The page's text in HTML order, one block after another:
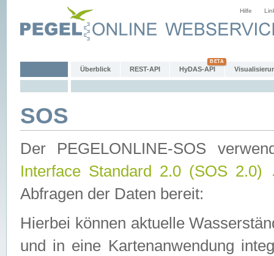
Hilfe
Überblick REST-API HyDAS-API
SOS
Der PEGELONLINE-SOS
Interface Standard 2.0 (SOS 2.0)
Abfragen der Daten bereit:
Hierbei können aktuelle
und in eine Kartenanwendung